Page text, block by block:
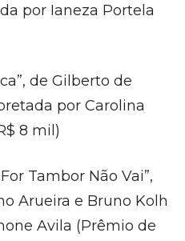
por Ianeza Portela
de Gilberto de
por Carolina
8 mil)
Tambor Não Vai”,
Arueira e Bruno Kolh
Avila (Prêmio de